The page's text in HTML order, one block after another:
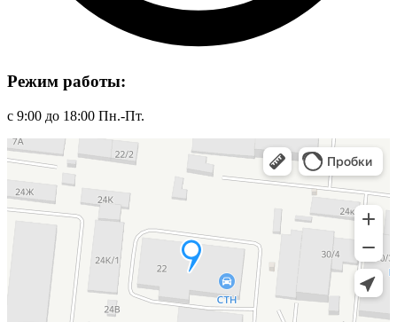
Режим работы:
с 9:00 до 18:00 Пн.-Пт.